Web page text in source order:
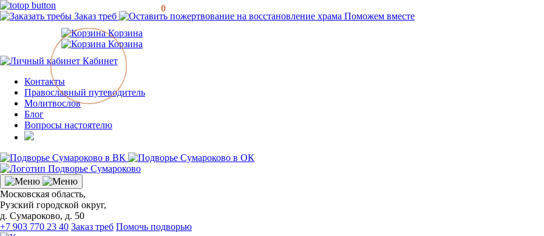
Заказ треб
Поможем вместе
Корзина
Корзина
0
Кабинет
Контакты
Православный путеводитель
Молитвослов
Блог
Вопросы настоятелю
Московская область,
Рузский городской округ,
д. Сумароково, д. 50
+7 903 770 23 40 Заказ треб Помочь подворью